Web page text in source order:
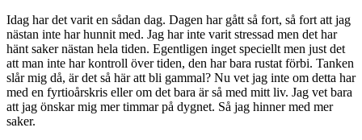
Idag har det varit en sådan dag. Dagen har gått så fort, så fort att jag
nästan inte har hunnit med. Jag har inte varit stressad men det har
hänt saker nästan hela tiden. Egentligen inget speciellt men just det
att man inte har kontroll över tiden, den har bara rustat förbi. Tanken
slår mig då, är det så här att bli gammal? Nu vet jag inte om detta har
med en fyrtioårskris eller om det bara är så med mitt liv. Jag vet bara
att jag önskar mig mer timmar på dygnet. Så jag hinner med mer
saker.